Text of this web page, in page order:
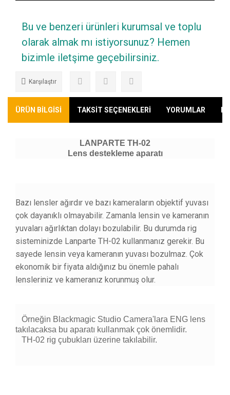
Bu ve benzeri ürünleri kurumsal ve toplu
olarak almak mı istiyorsunuz? Hemen
bizimle iletşime geçebilirsiniz.
Karşılaştır
ÜRÜN BİLGİSİ TAKSİT SEÇENEKLERİ YORUMLAR
LANPARTE TH-02
Lens destekleme aparatı
Bazı lensler ağırdır ve bazı kameraların objektif yuvası
çok dayanıklı olmayabilir. Zamanla lensin ve kameranın
yuvaları ağırlıktan dolayı bozulabilir. Bu durumda rig
sisteminizde Lanparte TH-02 kullanmanız gerekir. Bu
sayede lensin veya kameranın yuvası bozulmaz. Çok
ekonomik bir fiyata aldığınız bu önemle pahalı
lensleriniz ve kameranız korunmuş olur.
Örneğin Blackmagic Studio Camera'lara ENG lens
takılacaksa bu aparatı kullanmak çok önemlidir.
TH-02 rig çubukları üzerine takılabilir.